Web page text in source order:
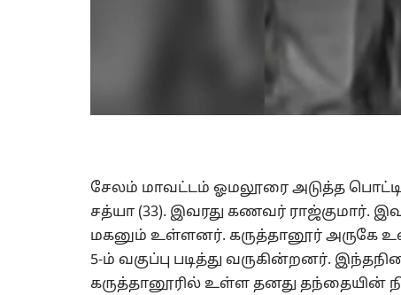
சேலம் மாவட்டம் ஓமலூரை அடுத்த
சத்யா (33). இவரது கணவர் ராஜ்குமார்.
மகனும் உள்ளனர். கருத்தானூர் அருகே
5-ம் வகுப்பு படித்து வருகின்றனர்.
கருத்தானூரில் உள்ள தனது தந்தையின்